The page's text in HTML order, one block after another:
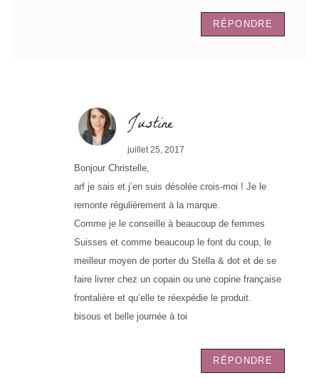
RÉPONDRE
Justine
juillet 25, 2017
Bonjour Christelle,
arf je sais et j’en suis désolée crois-moi ! Je le
remonte régulièrement à la marque.
Comme je le conseille à beaucoup de femmes
Suisses et comme beaucoup le font du coup, le
meilleur moyen de porter du Stella & dot et de se
faire livrer chez un copain ou une copine française
frontalière et qu’elle te réexpédie le produit.
bisous et belle journée à toi
RÉPONDRE